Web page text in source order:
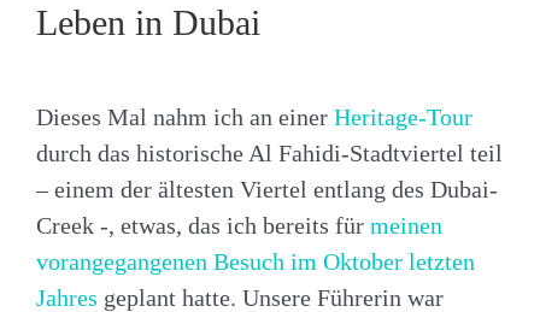
Leben in Dubai
Dieses Mal nahm ich an einer Heritage-Tour
durch das historische Al Fahidi-Stadtviertel teil
– einem der ältesten Viertel entlang des Dubai-
Creek -, etwas, das ich bereits für meinen
vorangegangenen Besuch im Oktober letzten
Jahres geplant hatte. Unsere Führerin war